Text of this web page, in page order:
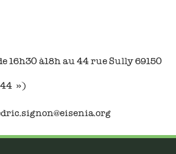
16h30 à18h au 44 rue Sully 69150
»)